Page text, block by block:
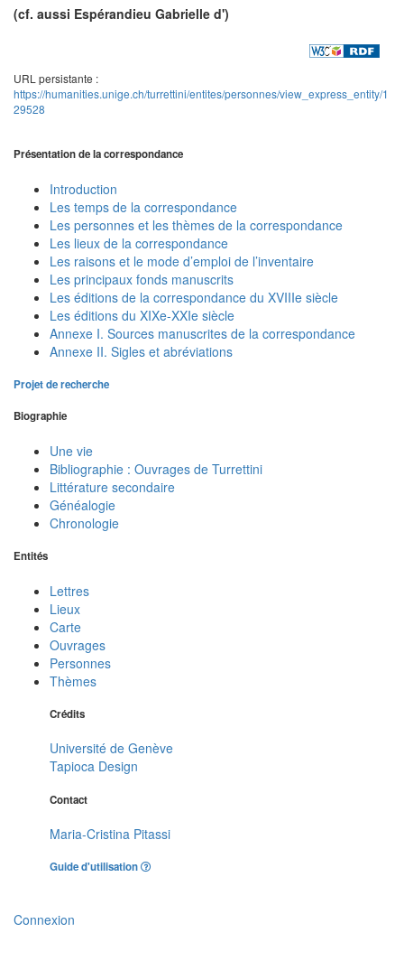
(cf. aussi Espérandieu Gabrielle d')
URL persistante :
https://humanities.unige.ch/turrettini/entites/personnes/view_express_entity/1
29528
Présentation de la correspondance
Introduction
Les temps de la correspondance
Les personnes et les thèmes de la correspondance
Les lieux de la correspondance
Les raisons et le mode d’emploi de l’inventaire
Les principaux fonds manuscrits
Les éditions de la correspondance du XVIIIe siècle
Les éditions du XIXe-XXIe siècle
Annexe I. Sources manuscrites de la correspondance
Annexe II. Sigles et abréviations
Projet de recherche
Biographie
Une vie
Bibliographie : Ouvrages de Turrettini
Littérature secondaire
Généalogie
Chronologie
Entités
Lettres
Lieux
Carte
Ouvrages
Personnes
Thèmes
Crédits
Université de Genève
Tapioca Design
Contact
Maria-Cristina Pitassi
Guide d'utilisation
Connexion